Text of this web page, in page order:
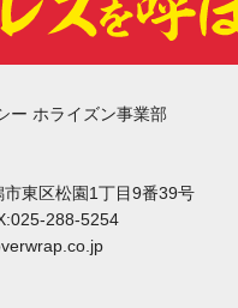
ー ホライズン事業部
東区松園1丁目9番39号
288-5254